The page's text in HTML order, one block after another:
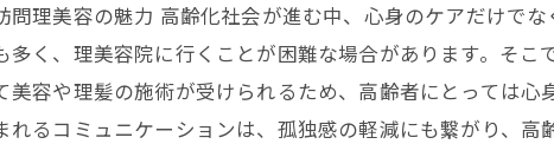
問理美容の魅力 高齢化社会が進む中、心身のケアだけで
多く、理美容院に行くことが困難な場合があります。そこ
美容や理髪の施術が受けられるため、高齢者にとっては
れるコミュニケーションは、孤独感の軽減にも繋がり、